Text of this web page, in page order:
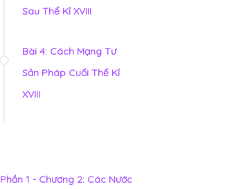
Sau Thế Kỉ XVIII
Bài 4: Cách Mạng Tư
Sản Pháp Cuối Thế Kỉ
XVIII
Phần 1 - Chương 2: Các Nước